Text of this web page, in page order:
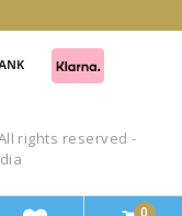
rights reserved -
0